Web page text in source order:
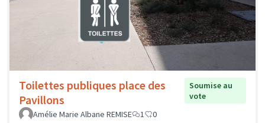
Toilettes publiques place des
Pavillons
Soumise au
vote
Amélie Marie Albane REMISE
1 0